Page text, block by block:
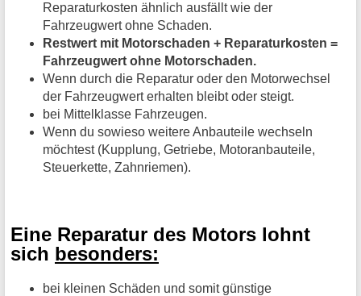
Reparaturkosten ähnlich ausfällt wie der
Fahrzeugwert ohne Schaden.
Restwert mit Motorschaden + Reparaturkosten =
Fahrzeugwert ohne Motorschaden.
Wenn durch die Reparatur oder den Motorwechsel
der Fahrzeugwert erhalten bleibt oder steigt.
bei Mittelklasse Fahrzeugen.
Wenn du sowieso weitere Anbauteile wechseln
möchtest (Kupplung, Getriebe, Motoranbauteile,
Steuerkette, Zahnriemen).
Eine Reparatur des Motors lohnt
sich besonders:
bei kleinen Schäden und somit günstige